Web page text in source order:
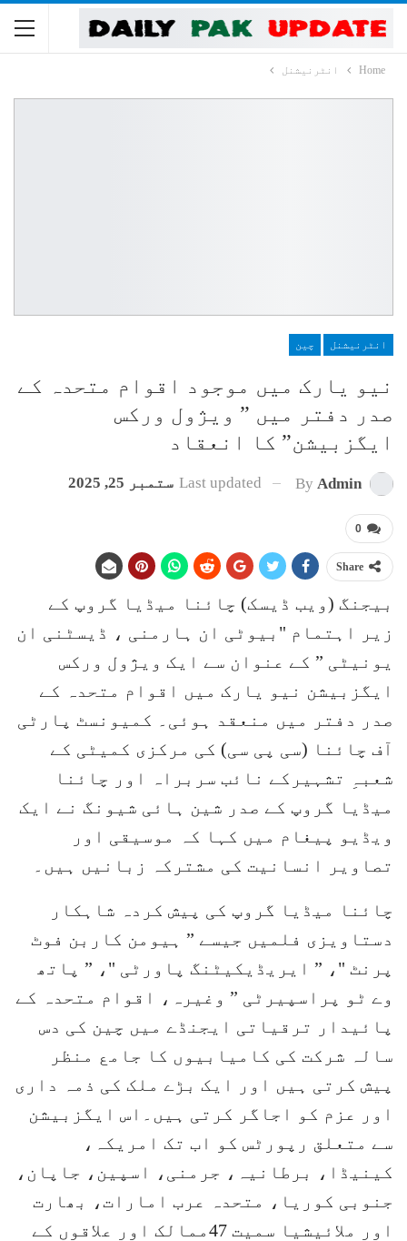
Home انٹرنیشنل
انٹرنیشنل چین
نیو یارک میں موجود اقوام متحدہ کے
صدر دفتر میں ” ویژول ورکس
ایگزبیشن” کا انعقاد
By Admin
Last updated ستمبر 25, 2025
0
Share
بیجنگ (ویب ڈیسک) چائنا میڈیا گروپ کے
زیر اہتمام "بیوٹی ان ہارمنی ، ڈیسٹنی ان
یونیٹی ” کے عنوان سے ایک ویژول ورکس
ایگزبیشن نیو یارک میں اقوام متحدہ کے
صدر دفتر میں منعقد ہوئی۔ کمیونسٹ پارٹی
آف چائنا (سی پی سی) کی مرکزی کمیٹی کے
شعبہِ تشہیرکے نائب سربراہ اور چائنا
میڈیا گروپ کے صدر شین ہائی شیونگ نے ایک
ویڈیو پیغام میں کہا کہ موسیقی اور
تصاویر انسانیت کی مشترکہ زبانیں ہیں۔
چائنا میڈیا گروپ کی پیش کردہ شاہکار
دستاویزی فلمیں جیسے ” ہیومن کاربن فوٹ
پرنٹ "، ” ایریڈیکیٹنگ پاورٹی "، ” پاتھ
وے ٹو پراسپیرٹی ” وغیرہ، اقوام متحدہ کے
پائیدار ترقیاتی ایجنڈے میں چین کی دس
سالہ شرکت کی کامیابیوں کا جامع منظر
پیش کرتی ہیں اور ایک بڑے ملک کی ذمہ داری
اور عزم کو اجاگر کرتی ہیں۔اس ایگزبیشن
سے متعلق رپورٹس کو اب تک امریکہ،
کینیڈا، برطانیہ، جرمنی، اسپین، جاپان،
جنوبی کوریا، متحدہ عرب امارات، بھارت
اور ملائیشیا سمیت 47ممالک اور علاقوں کے